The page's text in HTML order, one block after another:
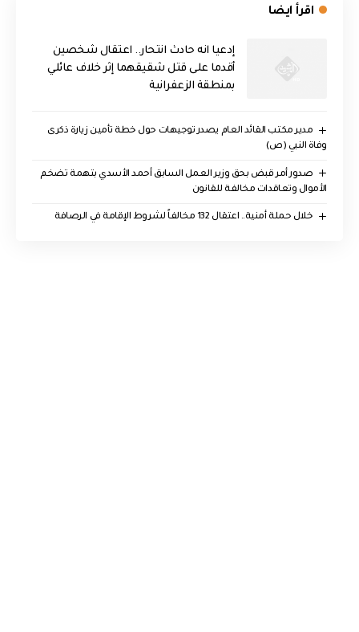
اقرأ ايضا
إدعيا انه حادث انتحار.. اعتقال شخصين
أقدما على قتل شقيقهما إثر خلاف عائلي
بمنطقة الزعفرانية
مدير مكتب القائد العام يصدر توجيهات حول خطة تأمين زيارة ذكرى
وفاة النبي (ص)
صدور أمر قبض بحق وزير العمل السابق أحمد الأسدي بتهمة تضخم
الأموال وتعاقدات مخالفة للقانون
خلال حملة أمنية.. اعتقال 132 مخالفاً لشروط الإقامة في الرصافة